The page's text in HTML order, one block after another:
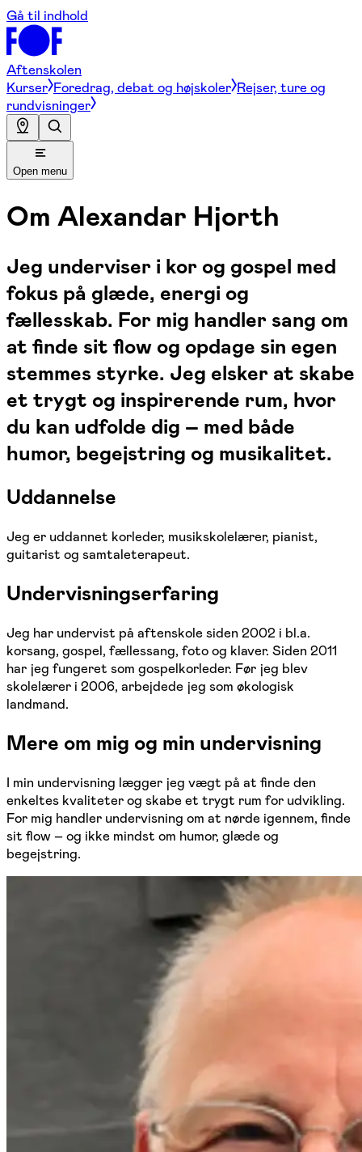
Gå til indhold
Aftenskolen
Kurser Foredrag, debat og højskoler Rejser, ture og
rundvisninger
Open menu
Om Alexandar Hjorth
Jeg underviser i kor og gospel med
fokus på glæde, energi og
fællesskab. For mig handler sang om
at finde sit flow og opdage sin egen
stemmes styrke. Jeg elsker at skabe
et trygt og inspirerende rum, hvor
du kan udfolde dig – med både
humor, begejstring og musikalitet.
Uddannelse
Jeg er uddannet korleder, musikskolelærer, pianist,
guitarist og samtaleterapeut.
Undervisningserfaring
Jeg har undervist på aftenskole siden 2002 i bl.a.
korsang, gospel, fællessang, foto og klaver. Siden 2011
har jeg fungeret som gospelkorleder. Før jeg blev
skolelærer i 2006, arbejdede jeg som økologisk
landmand.
Mere om mig og min undervisning
I min undervisning lægger jeg vægt på at finde den
enkeltes kvaliteter og skabe et trygt rum for udvikling.
For mig handler undervisning om at nørde igennem, finde
sit flow – og ikke mindst om humor, glæde og
begejstring.